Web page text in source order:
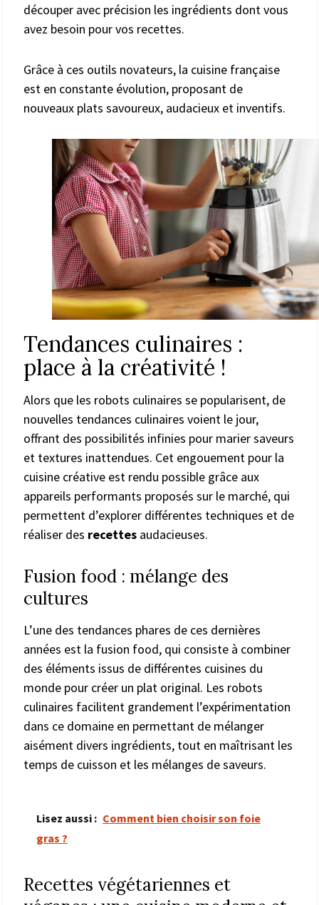
découper avec précision les ingrédients dont vous
avez besoin pour vos recettes.
Grâce à ces outils novateurs, la cuisine française
est en constante évolution, proposant de
nouveaux plats savoureux, audacieux et inventifs.
Tendances culinaires :
place à la créativité !
Alors que les robots culinaires se popularisent, de
nouvelles tendances culinaires voient le jour,
offrant des possibilités infinies pour marier saveurs
et textures inattendues. Cet engouement pour la
cuisine créative est rendu possible grâce aux
appareils performants proposés sur le marché, qui
permettent d’explorer différentes techniques et de
réaliser des recettes audacieuses.
Fusion food : mélange des
cultures
L’une des tendances phares de ces dernières
années est la fusion food, qui consiste à combiner
des éléments issus de différentes cuisines du
monde pour créer un plat original. Les robots
culinaires facilitent grandement l’expérimentation
dans ce domaine en permettant de mélanger
aisément divers ingrédients, tout en maîtrisant les
temps de cuisson et les mélanges de saveurs.
Lisez aussi : Comment bien choisir son foie
gras ?
Recettes végétariennes et